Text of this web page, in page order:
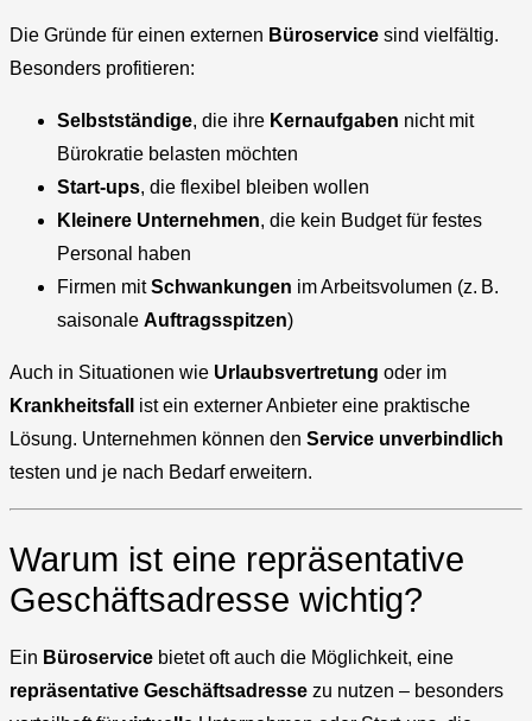
Die Gründe für einen externen Büroservice sind vielfältig.
Besonders profitieren:
Selbstständige, die ihre Kernaufgaben nicht mit
Bürokratie belasten möchten
Start-ups, die flexibel bleiben wollen
Kleinere Unternehmen, die kein Budget für festes
Personal haben
Firmen mitSchwankungen im Arbeitsvolumen (z. B.
saisonale Auftragsspitzen)
Auch in Situationen wie Urlaubsvertretung oder im
Krankheitsfall
ist ein externer Anbieter eine praktische
Lösung. Unternehmen können den Service unverbindlich
testen und je nach Bedarf erweitern.
Warum ist eine repräsentative
Geschäftsadresse wichtig?
Ein Büroservice bietet oft auch die Möglichkeit, eine
repräsentative Geschäftsadresse zu nutzen – besonders